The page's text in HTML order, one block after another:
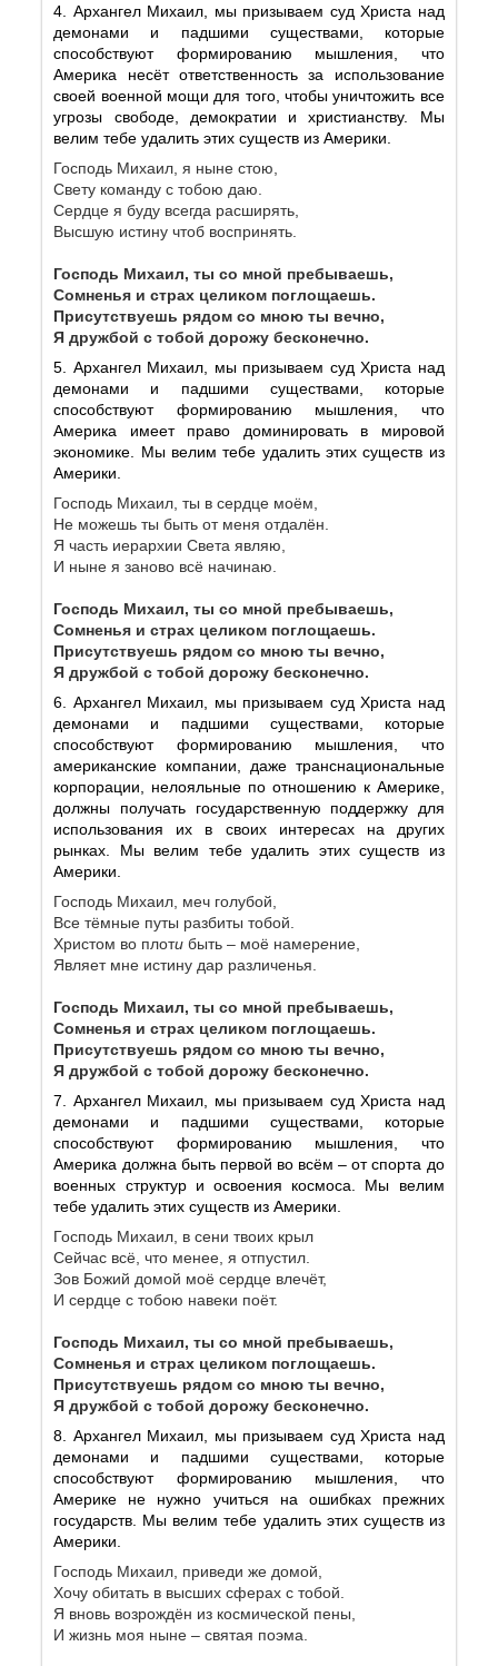
4. Архангел Михаил, мы призываем суд Христа над
демонами и падшими существами, которые
способствуют формированию мышления, что
Америка несёт ответственность за использование
своей военной мощи для того, чтобы уничтожить все
угрозы свободе, демократии и христианству. Мы
велим тебе удалить этих существ из Америки.
Господь Михаил, я ныне стою,
Свету команду с тобою даю.
Сердце я буду всегда расширять,
Высшую истину чтоб воспринять.
Господь Михаил, ты со мной пребываешь,
Сомненья и страх целиком поглощаешь.
Присутствуешь рядом со мною ты вечно,
Я дружбой с тобой дорожу бесконечно.
5. Архангел Михаил, мы призываем суд Христа над
демонами и падшими существами, которые
способствуют формированию мышления, что
Америка имеет право доминировать в мировой
экономике. Мы велим тебе удалить этих существ из
Америки.
Господь Михаил, ты в сердце моём,
Не можешь ты быть от меня отдалён.
Я часть иерархии Света являю,
И ныне я заново всё начинаю.
Господь Михаил, ты со мной пребываешь,
Сомненья и страх целиком поглощаешь.
Присутствуешь рядом со мною ты вечно,
Я дружбой с тобой дорожу бесконечно.
6. Архангел Михаил, мы призываем суд Христа над
демонами и падшими существами, которые
способствуют формированию мышления, что
американские компании, даже транснациональные
корпорации, нелояльные по отношению к Америке,
должны получать государственную поддержку для
использования их в своих интересах на других
рынках. Мы велим тебе удалить этих существ из
Америки.
Господь Михаил, меч голубой,
Все тёмные путы разбиты тобой.
Христом во плоти быть – моё намерение,
Являет мне истину дар различенья.
Господь Михаил, ты со мной пребываешь,
Сомненья и страх целиком поглощаешь.
Присутствуешь рядом со мною ты вечно,
Я дружбой с тобой дорожу бесконечно.
7. Архангел Михаил, мы призываем суд Христа над
демонами и падшими существами, которые
способствуют формированию мышления, что
Америка должна быть первой во всём – от спорта до
военных структур и освоения космоса. Мы велим
тебе удалить этих существ из Америки.
Господь Михаил, в сени твоих крыл
Сейчас всё, что менее, я отпустил.
Зов Божий домой моё сердце влечёт,
И сердце с тобою навеки поёт.
Господь Михаил, ты со мной пребываешь,
Сомненья и страх целиком поглощаешь.
Присутствуешь рядом со мною ты вечно,
Я дружбой с тобой дорожу бесконечно.
8. Архангел Михаил, мы призываем суд Христа над
демонами и падшими существами, которые
способствуют формированию мышления, что
Америке не нужно учиться на ошибках прежних
государств. Мы велим тебе удалить этих существ из
Америки.
Господь Михаил, приведи же домой,
Хочу обитать в высших сферах с тобой.
Я вновь возрождён из космической пены,
И жизнь моя ныне – святая поэма.